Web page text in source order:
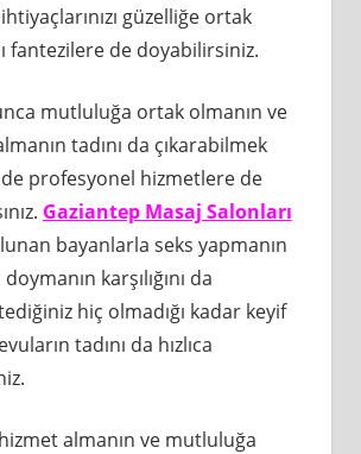
güzelliğe ortak
fantezilere de doyabilirsiniz.
mutluluğa ortak olmanın ve
tadını da çıkarabilmek
profesyonel hizmetlere de
Gaziantep Masaj Salonları
bayanlarla seks yapmanın
karşılığını da
hiç olmadığı kadar keyif
tadını da hızlıca
almanın ve mutluluğa